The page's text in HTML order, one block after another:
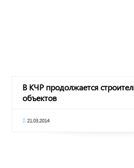
В КЧР продолжается
объектов
21.03.2014